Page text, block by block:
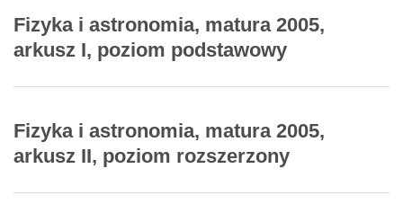
Fizyka i astronomia, matura 2005,
arkusz I, poziom podstawowy
Fizyka i astronomia, matura 2005,
arkusz II, poziom rozszerzony